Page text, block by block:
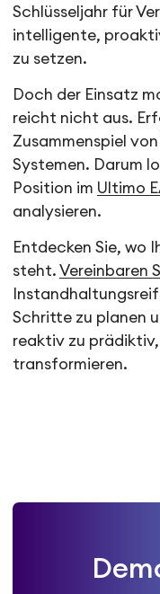
Schlüsseljahr für
intelligente,
zu setzen.
Doch der Einsatz
reicht nicht aus.
Zusammenspiel
Systemen. Darum
Position im Ultimo
analysieren.
Entdecken Sie, wo
steht.Vereinbaren
Schritte zu planen
reaktiv zu
transformieren.